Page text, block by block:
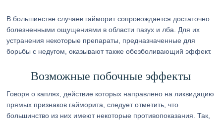
В большинстве случаев гайморит сопровождается достаточно
болезненными ощущениями в области пазух и лба. Для их
устранения некоторые препараты, предназначенные для
борьбы с недугом, оказывают также обезболивающий эффект.
Возможные побочные эффекты
Говоря о каплях, действие которых направлено на ликвидацию
прямых признаков гайморита, следует отметить, что
большинство из них имеют некоторые противопоказания. Так,